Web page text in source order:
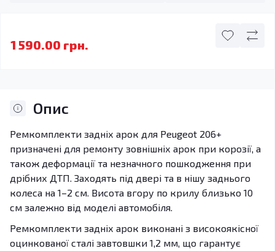
1 590.00 грн.
Опис
Ремкомплекти задніх арок для Peugeot 206+
призначені для ремонту зовнішніх арок при корозії, а
також деформації та незначного пошкодження при
дрібних ДТП. Заходять під двері та в нішу заднього
колеса на 1–2 см. Висота вгору по крилу близько 10
см залежно від моделі автомобіля.
Ремкомплекти задніх арок виконані з високоякісної
оцинкованої сталі завтовшки 1,2 мм, що гарантує